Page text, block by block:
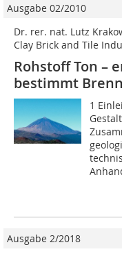
Ausgabe 02/2010
Dr. rer. nat. Lutz
Clay Brick and Tile
Rohstoff Ton –
bestimmt
1
Ausgabe 2/2018